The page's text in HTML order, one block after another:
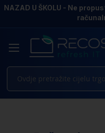
NAZAD U ŠKOLU - Ne